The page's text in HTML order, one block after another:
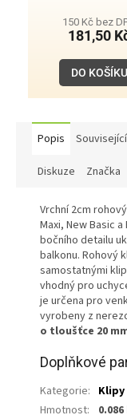
150 Kč bez
181,50
DO KOŠÍKU
Popis
Diskuze Značka
Vrchní 2cm
Maxi, New Basic
bočního detailu
balkonu. Rohový
samostatnými
vhodný pro
je určena pro
vyrobeny z
o tloušťce 20
Doplňkové
Kategorie:
Hmotnost: